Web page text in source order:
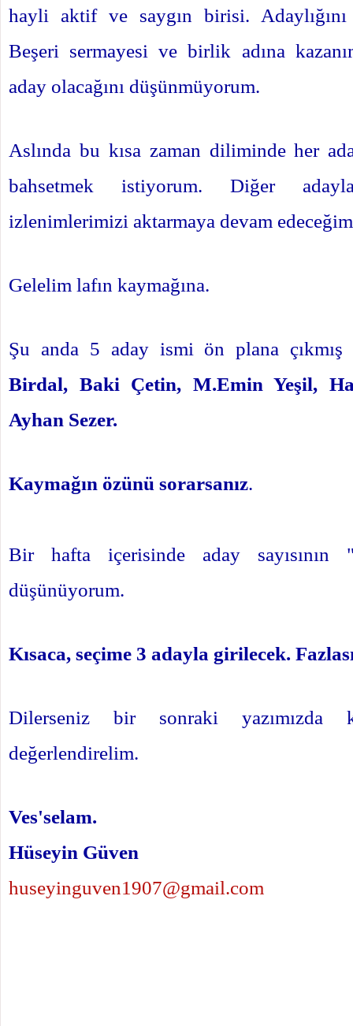
hayli aktif ve saygın birisi. Adaylığını
Beşeri sermayesi ve birlik adına
aday olacağını düşünmüyorum.
Aslında bu kısa zaman diliminde her
bahsetmek istiyorum. Diğer
izlenimlerimizi aktarmaya devam
Gelelim lafın kaymağına.
Şu anda 5 aday ismi ön plana
Birdal, Baki Çetin, M.Emin Yeşil,
Ayhan Sezer.
Kaymağın özünü sorarsanız.
Bir hafta içerisinde aday sayısının
düşünüyorum.
Kısaca, seçime 3 adayla girilecek.
Dilerseniz bir sonraki yazımızda
değerlendirelim.
Ves'selam.
Hüseyin Güven
huseyinguven1907@gmail.com